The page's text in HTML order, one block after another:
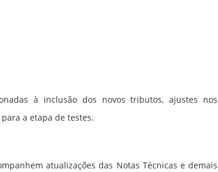
à inclusão dos novos tributos, ajustes nos
a etapa de testes.
atualizações das Notas Técnicas e demais